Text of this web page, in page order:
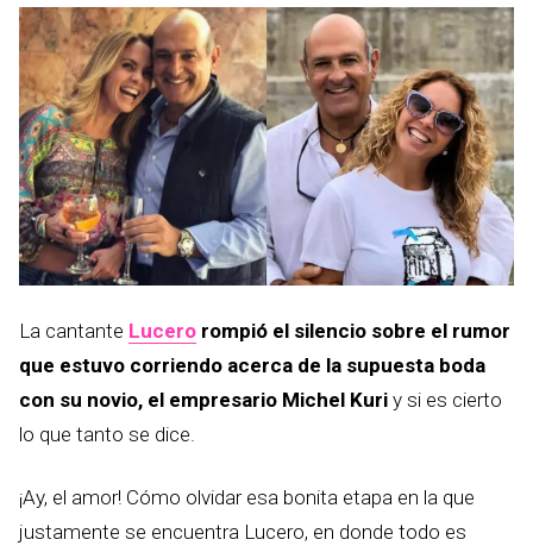
La cantante Lucero rompió el silencio sobre el rumor
que estuvo corriendo acerca de la supuesta boda
con su novio, el empresario Michel Kuri y si es cierto
lo que tanto se dice.
¡Ay, el amor! Cómo olvidar esa bonita etapa en la que
justamente se encuentra Lucero, en donde todo es